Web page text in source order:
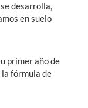
desarrolla,
en suelo
primer año de
la fórmula de